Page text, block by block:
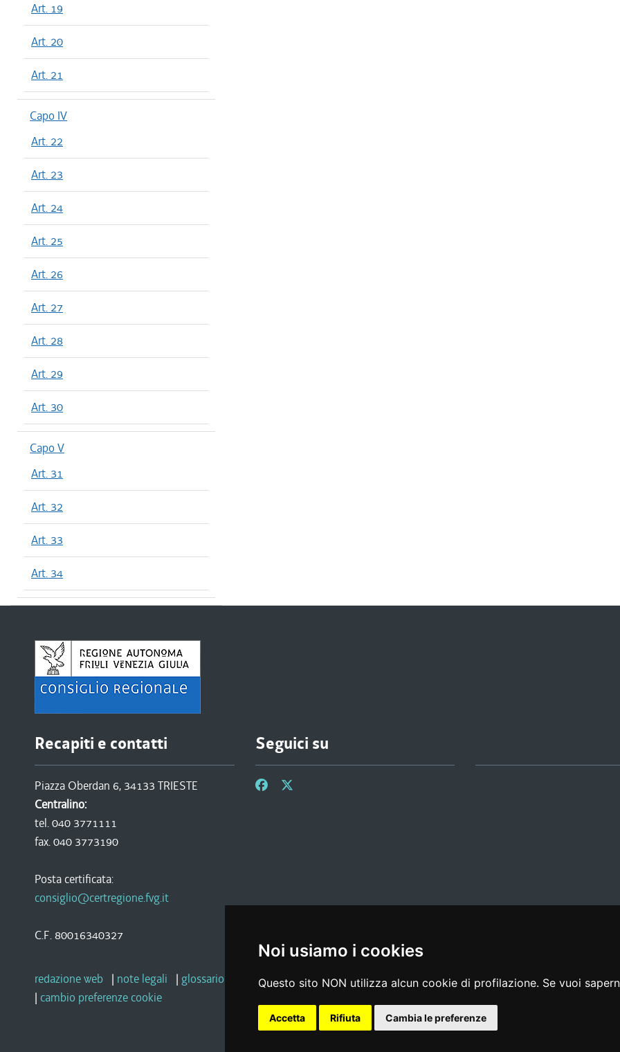
Noi usiamo i cookies
Questo sito NON utilizza alcun cookie di profilazione. Se vuoi
Accetta Rifiuta Cambia le preferenze
Art. 19
Art. 20
Art. 21
Capo IV
Art. 22
Art. 23
Art. 24
Art. 25
Art. 26
Art. 27
Art. 28
Art. 29
Art. 30
Capo V
Art. 31
Art. 32
Art. 33
Art. 34
Recapiti e contatti
Piazza Oberdan 6, 34133 TRIESTE
Centralino:
tel. 040 3771111
fax. 040 3773190
Posta certificata:
consiglio@certregione.fvg.it
C.F. 80016340327
Seguici su
redazione web | note legali | glossario privacy |social media policy | dichiarazione di accessibilità | feedback
| cambio preferenze cookie